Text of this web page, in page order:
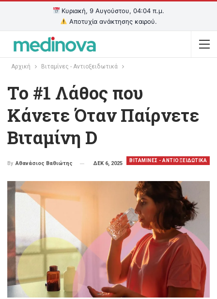
Κυριακή, 9 Αυγούστου, 04:04 π.μ.
Αποτυχία ανάκτησης καιρού.
Αρχική Βιταμίνες - Αντιοξειδωτικά
Το #1 Λάθος που
Κάνετε Όταν Παίρνετε
Βιταμίνη D
ΒΙΤΑΜΙΝΕΣ - ΑΝΤΙΟΞΕΙΔΩΤΙΚΑ
By Αθανάσιος Βαθιώτης ΔΕΚ 6, 2025